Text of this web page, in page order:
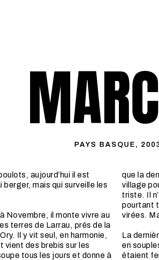
PAYS BASQUE,
aujourd’hui il est
mais qui surveille les
Novembre, il monte vivre au
terres de Larrau, prés de la
Il y vit seul, en harmonie,
vient des brebis sur les
tous les jours et donne à
que la
village
triste. Il
pourtant
virées.
La
en
étaient